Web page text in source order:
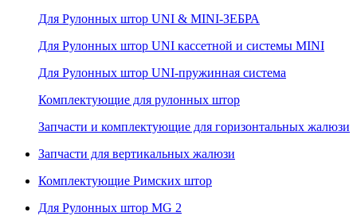
Для Рулонных штор UNI & MINI-ЗЕБРА
Для Рулонных штор UNI кассетной и системы MINI
Для Рулонных штор UNI-пружинная система
Комплектующие для рулонных штор
Запчасти и комплектующие для горизонтальных жалюзи
Запчасти для вертикальных жалюзи
Комплектующие Римских штор
Для Рулонных штор MG 2